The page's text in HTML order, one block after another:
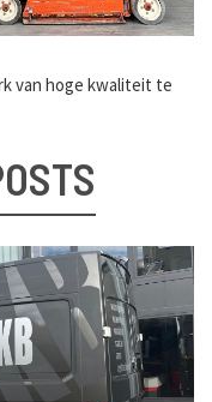
van hoge kwaliteit te